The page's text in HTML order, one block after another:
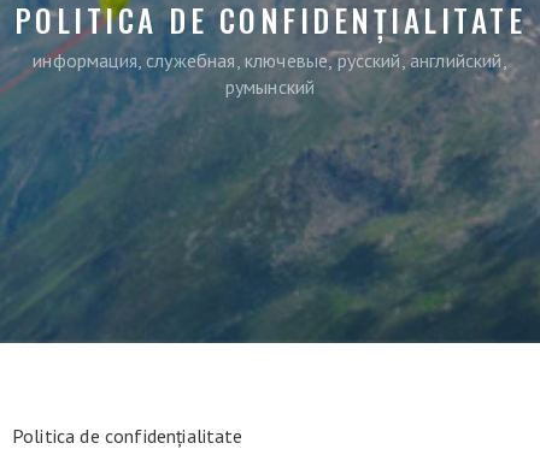
POLITICA DE CONFIDENȚIALITATE
информация, служебная, ключевые, русский, английский,
румынский
Politica de confidențialitate